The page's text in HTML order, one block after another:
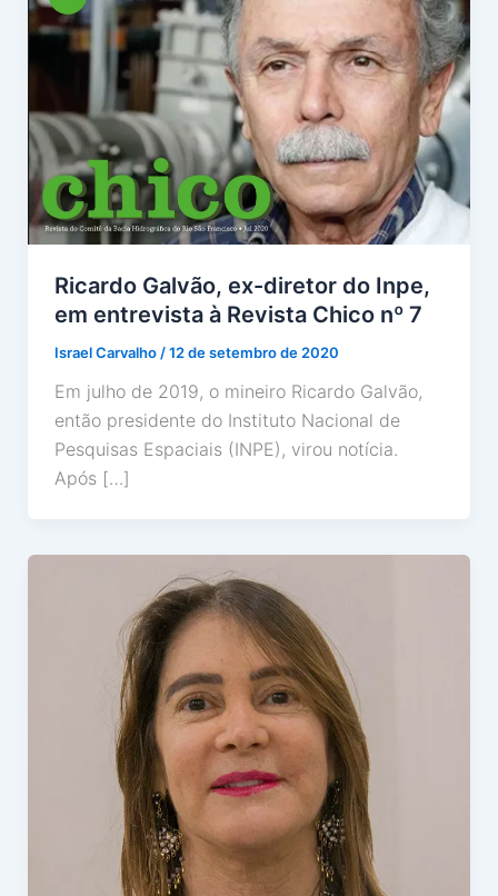
Ricardo Galvão, ex-diretor do Inpe,
em entrevista à Revista Chico nº 7
Israel Carvalho /12 de setembro de 2020
Em julho de 2019, o mineiro Ricardo Galvão,
então presidente do Instituto Nacional de
Pesquisas Espaciais (INPE), virou notícia.
Após […]